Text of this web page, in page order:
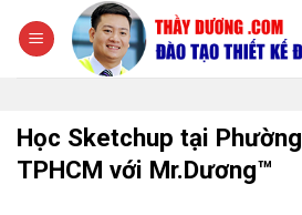
đến
Học Sketchup tại
TPHCM với Mr.Dương™